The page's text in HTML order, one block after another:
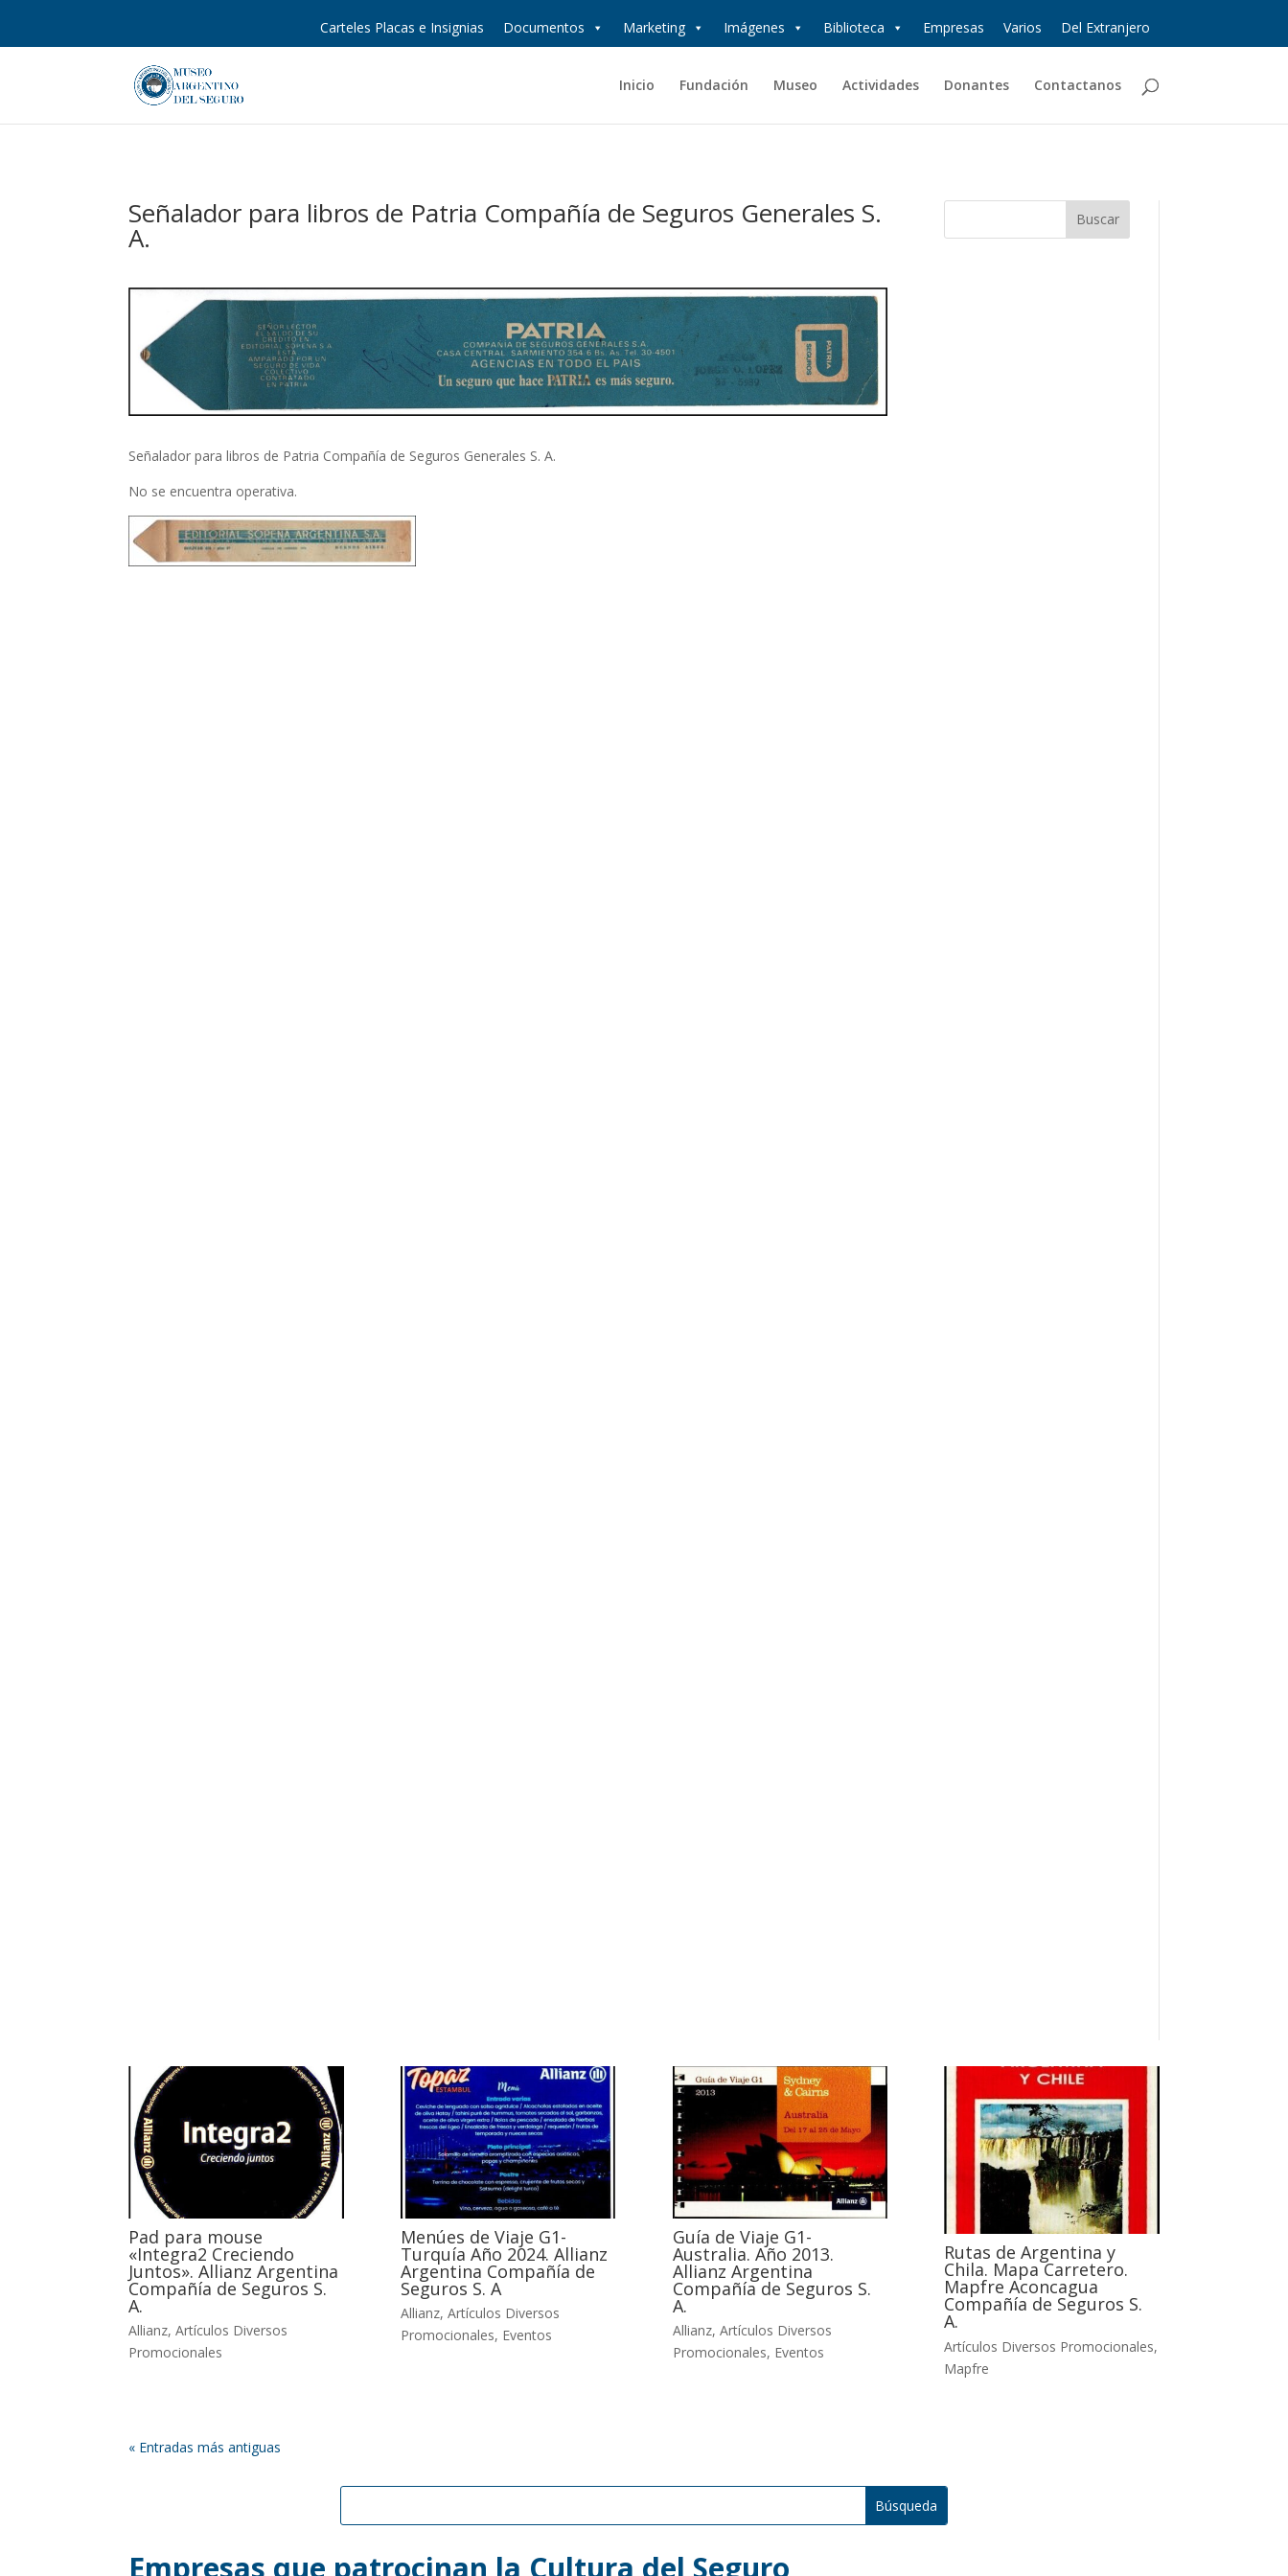
Carteles Placas e Insignias Documentos Marketing Imágenes Biblioteca Empresas Varios Del Extranjero
Inicio Fundación Museo Actividades Donantes Contactanos
Señalador para libros de Patria Compañía de Seguros Generales S.
A.
Señalador para libros de Patria Compañía de Seguros Generales S. A.
No se encuentra operativa.
Pad para mouse
«Integra2 Creciendo
Juntos». Allianz Argentina
Compañía de Seguros S.
A.
Allianz,Artículos Diversos
Promocionales
Menúes de Viaje G1-
Turquía Año 2024. Allianz
Argentina Compañía de
Seguros S. A
Allianz, Artículos Diversos
Promocionales, Eventos
Guía de Viaje G1-
Australia. Año 2013.
Allianz Argentina
Compañía de Seguros S.
A.
Allianz, Artículos Diversos
Promocionales, Eventos
Rutas de Argentina y
Chila. Mapa Carretero.
Mapfre Aconcagua
Compañía de Seguros S.
A.
Artículos Diversos Promocionales,
Mapfre
« Entradas más antiguas
Empresas que patrocinan la Cultura del Seguro